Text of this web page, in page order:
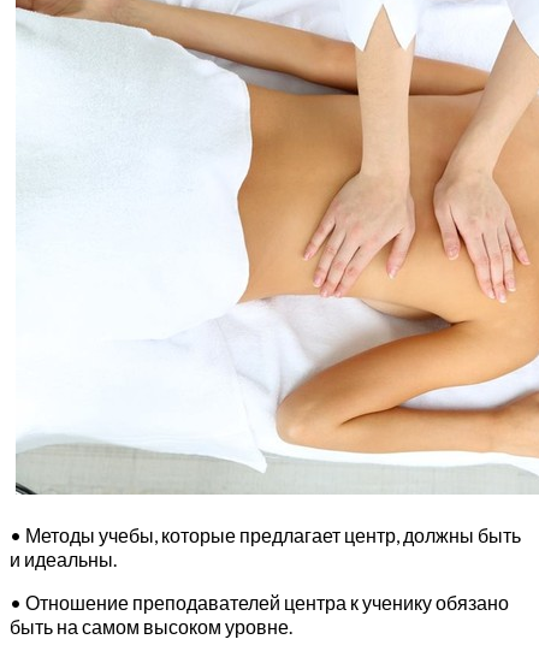
• Методы учебы, которые предлагает центр, должны быть
и идеальны.
• Отношение преподавателей центра к ученику обязано
быть на самом высоком уровне.